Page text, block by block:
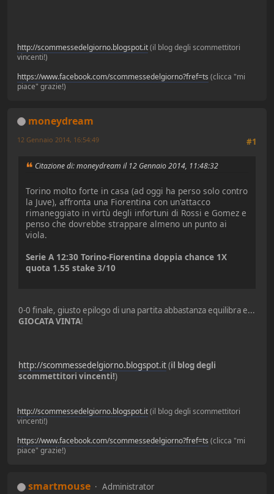
http://scommessedelgiorno.blogspot.it(il blog degli scommettitori
vincenti!)
https://www.facebook.com/scommessedelgiorno?fref=ts (clicca "mi
piace" grazie!)
moneydream
#1
12 Gennaio 2014, 16:54:49
Citazione di: moneydream il 12 Gennaio 2014, 11:48:32
Torino molto forte in casa (ad oggi ha perso solo contro
la Juve), affronta una Fiorentina con un'attacco
rimaneggiato in virtù degli infortuni di Rossi e Gomez e
penso che dovrebbe strappare almeno un punto ai
viola.
Serie A 12:30 Torino-Fiorentina doppia chance 1X
quota 1.55 stake 3/10
0-0 finale, giusto epilogo di una partita abbastanza equilibra e...
GIOCATA VINTA!
http://scommessedelgiorno.blogspot.it(il blog degli
scommettitori vincenti!)
http://scommessedelgiorno.blogspot.it(il blog degli scommettitori
vincenti!)
https://www.facebook.com/scommessedelgiorno?fref=ts (clicca "mi
piace" grazie!)
smartmouse
Administrator